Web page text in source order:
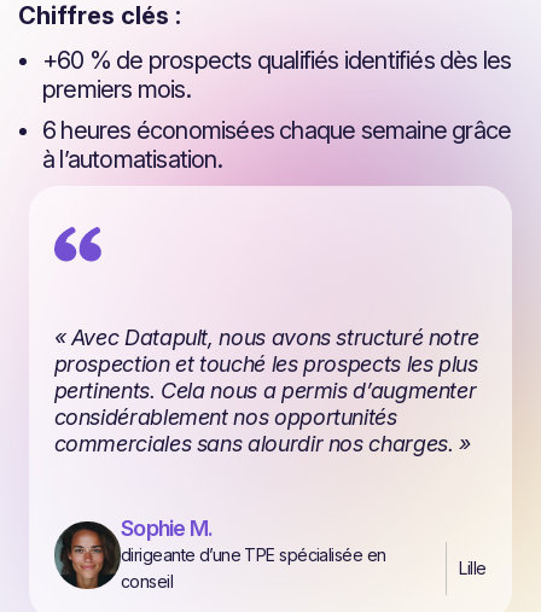
Chiffres clés :
+60 % de prospects qualifiés identifiés dès les
premiers mois.
6 heures économisées chaque semaine grâce
à l’automatisation.
« Avec Datapult, nous avons structuré notre
prospection et touché les prospects les plus
pertinents. Cela nous a permis d’augmenter
considérablement nos opportunités
commerciales sans alourdir nos charges. »
Sophie M.
dirigeante d’une TPE spécialisée en
conseil
Lille